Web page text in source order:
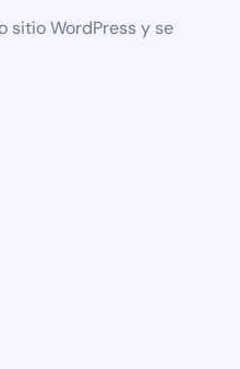
sitio WordPress y se